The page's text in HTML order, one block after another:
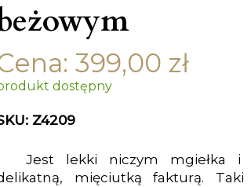
399,00 zł
dostępny
Z4209
Jest lekki niczym mgiełka i
mięciutką fakturą.